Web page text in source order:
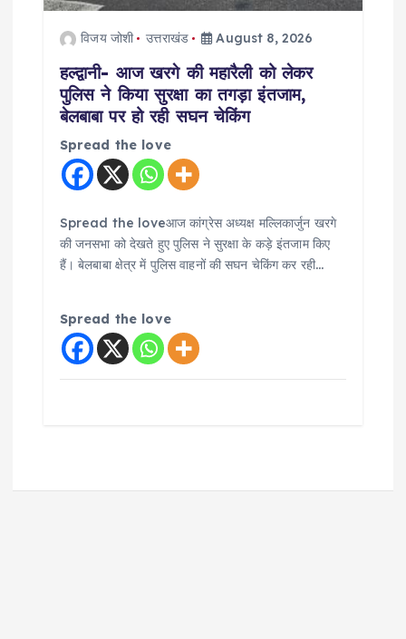
विजय जोशी उत्तराखंड August 8, 2026
हल्द्वानी- आज खरगे की महारैली को लेकर
पुलिस ने किया सुरक्षा का तगड़ा इंतजाम,
बेलबाबा पर हो रही सघन चेकिंग
Spread the love
Spread the loveआज कांग्रेस अध्यक्ष मल्लिकार्जुन खरगे
की जनसभा को देखते हुए पुलिस ने सुरक्षा के कड़े इंतजाम किए
हैं। बेलबाबा क्षेत्र में पुलिस वाहनों की सघन चेकिंग कर रही…
Spread the love